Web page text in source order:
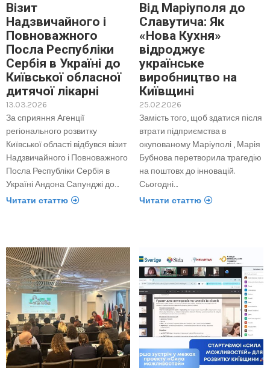
Візит
Надзвичайного і
Повноважного
Посла Республіки
Сербія в Україні до
Київської обласної
дитячої лікарні
13.03.2026
За сприяння Агенції
регіонального розвитку
Київської області відбувся візит
Надзвичайного і Повноважного
Посла Республіки Сербія в
Україні Андона Сапунджі до…
Читати статтю
Від Маріуполя до
Славутича: Як
«Нова Кухня»
відроджує
українське
виробництво на
Київщині
25.02.2026
Замість того, щоб здатися після
втрати підприємства в
окупованому Маріуполі , Марія
Бубнова перетворила трагедію
на поштовх до інновацій.
Сьогодні…
Читати статтю